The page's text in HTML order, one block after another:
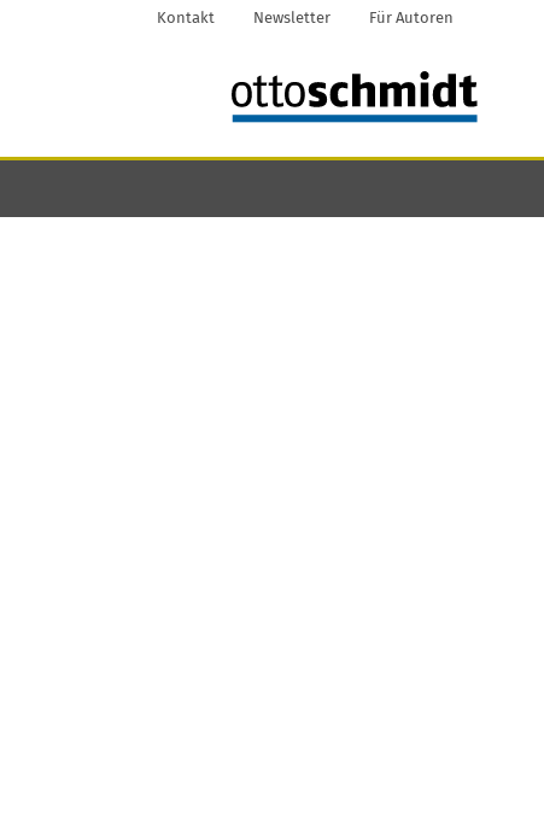
Kontakt Newsletter Für Autoren